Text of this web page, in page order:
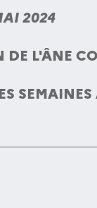
2024
L'ÂNE